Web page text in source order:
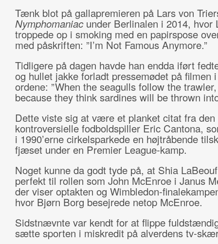
Tænk blot på gallapremieren på Lars von
Nymphomaniacunder Berlinalen i 2014, hvor
troppede op i smoking med en papirspose
med påskriften: ”I’m Not Famous Anymore.”
Tidligere på dagen havde han endda iført
og hullet jakke forladt pressemødet på filmen
ordene: ”When the seagulls follow the
because they think sardines will be thrown
Dette viste sig at være et planket citat fra den
kontroversielle fodboldspiller Eric Cantona,
i 1990’erne cirkelsparkede en højtråbende
fjæset under en Premier League-kamp.
Noget kunne da godt tyde på, at Shia
perfekt til rollen som John McEnroe i Janus
der viser optakten og Wimbledon-
hvor Bjørn Borg besejrede netop McEnroe.
Sidstnævnte var kendt for at flippe
sætte sporten i miskredit på alverdens tv-